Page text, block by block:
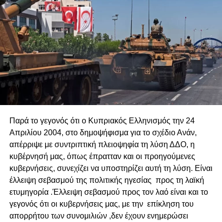
γκέτο και εξακολουθούν έτσι – έως τρίτης και τέταρτης
γενεάς. Ή θέλουν να επιβάλουν (ακόμα και πολλοί από
όσους μορφώνονται) τον δικό τους τρόπο ζωής – ενίοτε
με ισλαμιστικά κριτήρια.
Πέμπτον: κάθε θεωρία πολυπολιτισμικότητας έχει
καταρρεύσει. Στη θέση της αναδύονται WOKE αστειότητες
και ακροδεξιές ακρότητες. Στο μεταξύ, η μέση ηλικία στην
Αφρική είναι γύρω στα 19 έτη, ενώ στην Ευρώπη πάνω
από τα 45 έτη. Το δημογραφικό πρόβλημα λαμβάνει
εκρηκτικές διαστάσεις.
Συνεπώς, το προσφυγικό–μεταναστευτικό πρόβλημα
πρόκειται να λυθείμέσα στο παρόν γεωπολιτικό–
κοινωνικό–οικονομικό σύστημα.
Υ.Γ. Το δουλεμπόριο είναι ο τέταρτος μεγαλύτερος τζίρος
στον πλανήτη – μετά τα όπλα, τα φάρμακα και τα
ναρκωτικά.
Παρά το γεγονός ότι ο Κυπριακός Ελληνισμός την 24
Απριλίου 2004, στο δημοψήφισμα για το σχέδιο Ανάν,
απέρριψε με συντριπτική πλειοψηφία τη λύση ΔΔΟ, η
κυβέρνησή μας, όπως έπρατταν και οι προηγούμενες
κυβερνήσεις, συνεχίζει να υποστηρίζει αυτή τη λύση. Είναι
έλλειψη σεβασμού της πολιτικής ηγεσίας προς τη λαϊκή
ετυμηγορία .Έλλειψη σεβασμού προς τον λαό είναι και το
γεγονός ότι οι κυβερνήσεις μας, με την επίκληση του
απορρήτου των συνομιλιών ,δεν έχουν ενημερώσει